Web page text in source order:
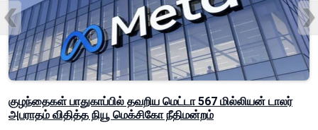
குழந்தைகள் பாதுகாப்பில் தவறிய மெட்டா 567 மில்லியன் டாலர்
அபராதம் விதித்த நியூ மெக்சிகோ நீதிமன்றம்